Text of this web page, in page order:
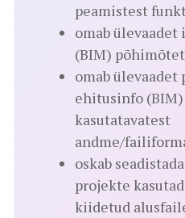
peamistest
omab
(BIM)
omab
ehitusinfo
kasutatavatest
andme/
oskab
projekte
kiidetud